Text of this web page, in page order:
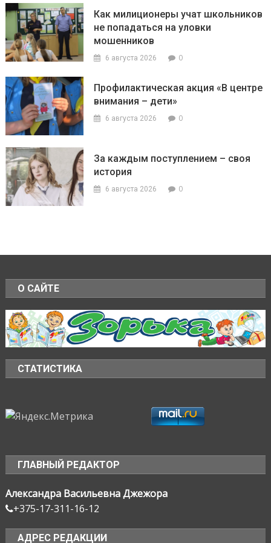
Как милиционеры учат школьников
не попадаться на уловки
мошенников
6 августа 2026 0
Профилактическая акция «В центре
внимания – дети»
6 августа 2026 0
За каждым поступлением – своя
история
6 августа 2026 0
О САЙТЕ
СТАТИСТИКА
ГЛАВНЫЙ РЕДАКТОР
Александра Васильевна Джежора
+375-17-311-16-12
АДРЕС РЕДАКЦИИ